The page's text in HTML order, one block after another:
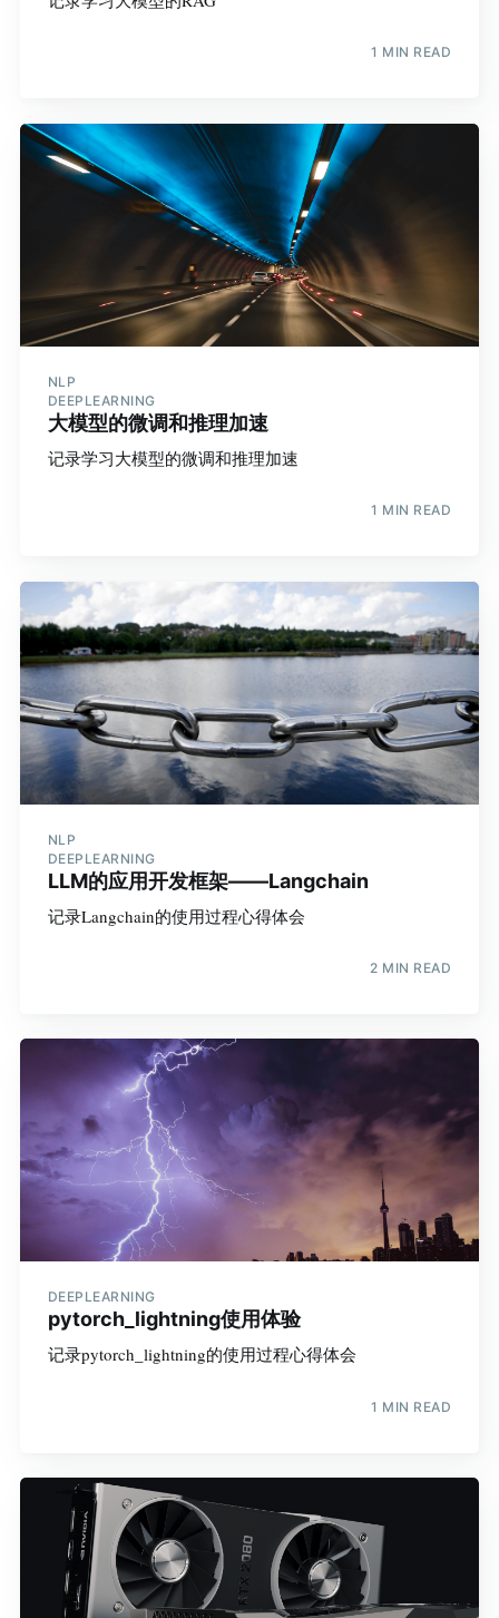
1 MIN READ
NLP
DEEPLEARNING
大模型的微调和推理加速
记录学习大模型的微调和推理加速
1 MIN READ
NLP
DEEPLEARNING
LLM的应用开发框架——Langchain
记录Langchain的使用过程心得体会
2 MIN READ
DEEPLEARNING
pytorch_lightning使用体验
记录pytorch_lightning的使用过程心得体会
1 MIN READ